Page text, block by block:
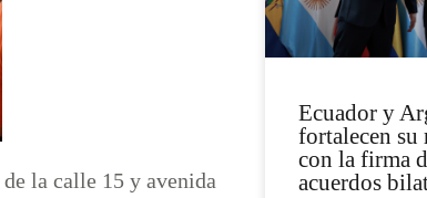
la calle 15 y avenida
Ecuador y
fortalecen su
con la firma
acuerdos